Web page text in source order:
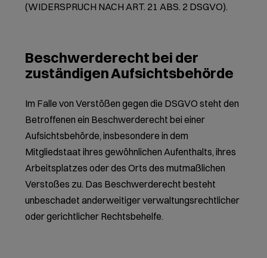
(WIDERSPRUCH NACH ART. 21 ABS. 2 DSGVO).
Beschwerde­recht bei der
zuständigen Aufsichts­behörde
Im Falle von Verstößen gegen die DSGVO steht den
Betroffenen ein Beschwerderecht bei einer
Aufsichtsbehörde, insbesondere in dem
Mitgliedstaat ihres gewöhnlichen Aufenthalts, ihres
Arbeitsplatzes oder des Orts des mutmaßlichen
Verstoßes zu. Das Beschwerderecht besteht
unbeschadet anderweitiger verwaltungsrechtlicher
oder gerichtlicher Rechtsbehelfe.